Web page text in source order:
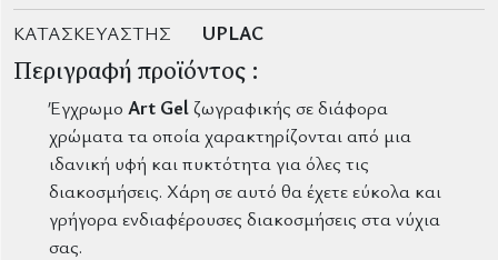
ΚΑΤΑΣΚΕΥΑΣΤΉΣ
UPLAC
Περιγραφή προϊόντος :
Έγχρωμο Art Gelζωγραφικής σε διάφορα
χρώματα τα οποία χαρακτηρίζονται από μια
ιδανική υφή και πυκτότητα για όλες τις
διακοσμήσεις. Χάρη σε αυτό θα έχετε εύκολα και
γρήγορα ενδιαφέρουσες διακοσμήσεις στα νύχια
σας.